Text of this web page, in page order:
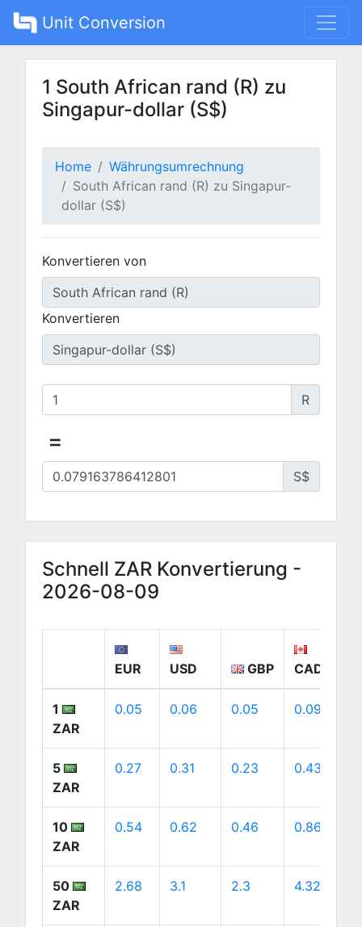
Unit Conversion
1 South African rand (R) zu
Singapur-dollar (S$)
Home
Währungsumrechnung
South African rand (R) zu Singapur-
dollar (S$)
Konvertieren von
Konvertieren
R
=
S$
Schnell ZAR Konvertierung -
2026-08-09
EUR USD GBP CAD
1
ZAR
0.05 0.06 0.05 0.09
5
ZAR
0.27 0.31 0.23 0.43
10
ZAR
0.54 0.62 0.46 0.86
50
ZAR
2.68 3.1 2.3 4.32